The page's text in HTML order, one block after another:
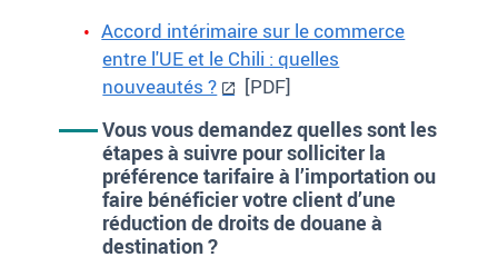
Accord intérimaire sur le commerce
entre l'UE et le Chili : quelles
nouveautés ?
[PDF]
Vous vous demandez quelles sont les
étapes à suivre pour solliciter la
préférence tarifaire à l’importation ou
faire bénéficier votre client d’une
réduction de droits de douane à
destination ?